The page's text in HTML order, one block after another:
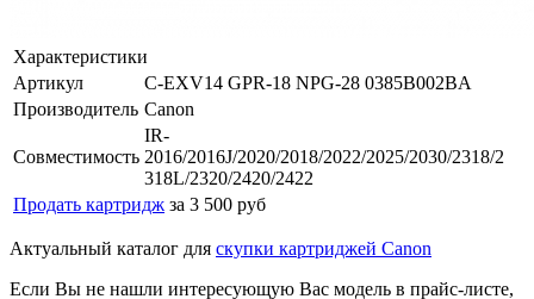
Характеристики
Артикул
C-EXV14 GPR-18 NPG-28 0385B002BA
Производитель Canon
Совместимость
IR-
2016/2016J/2020/2018/2022/2025/2030/2318/2
318L/2320/2420/2422
Продать картридж за 3 500 руб
Актуальный каталог для скупки картриджей Canon
Если Вы не нашли интересующую Вас модель в прайс-листе,